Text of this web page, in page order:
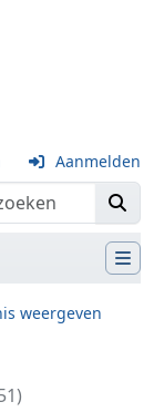
Aanmelden
weergeven